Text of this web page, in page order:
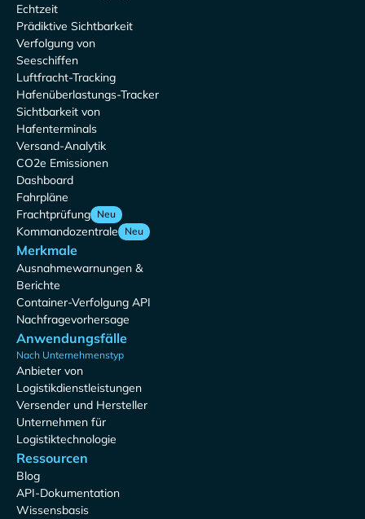
Echtzeit
Prädiktive Sichtbarkeit
Verfolgung von
Seeschiffen
Luftfracht-Tracking
Hafenüberlastungs-Tracker
Sichtbarkeit von
Hafenterminals
Versand-Analytik
CO2e Emissionen
Dashboard
Fahrpläne
Frachtprüfung Neu
Kommandozentrale Neu
Merkmale
Ausnahmewarnungen &
Berichte
Container-Verfolgung API
Nachfragevorhersage
Anwendungsfälle
Nach Unternehmenstyp
Anbieter von
Logistikdienstleistungen
Versender und Hersteller
Unternehmen für
Logistiktechnologie
Ressourcen
Blog
API-Dokumentation
Wissensbasis